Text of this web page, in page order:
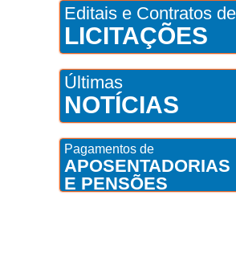
Editais e Contratos de
LICITAÇÕES
Últimas
NOTÍCIAS
Pagamentos de
APOSENTADORIAS
E PENSÕES